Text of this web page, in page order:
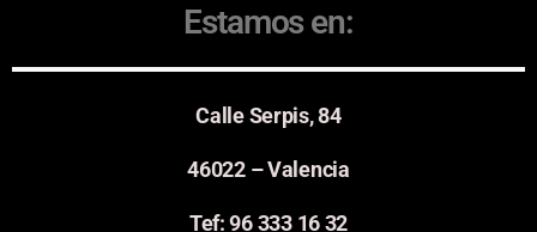
Estamos en:
Calle Serpis, 84
46022 – Valencia
Tef: 96 333 16 32